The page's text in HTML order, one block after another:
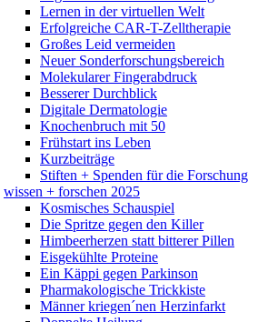
Lernen in der virtuellen Welt
Erfolgreiche CAR-T-Zelltherapie
Großes Leid vermeiden
Neuer Sonderforschungsbereich
Molekularer Fingerabdruck
Besserer Durchblick
Digitale Dermatologie
Knochenbruch mit 50
Frühstart ins Leben
Kurzbeiträge
Stiften + Spenden für die Forschung
wissen + forschen 2025
Kosmisches Schauspiel
Die Spritze gegen den Killer
Himbeerherzen statt bitterer Pillen
Eisgekühlte Proteine
Ein Käppi gegen Parkinson
Pharmakologische Trickkiste
Männer kriegen´nen Herzinfarkt